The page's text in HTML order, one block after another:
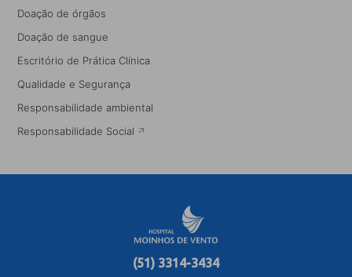
Doação de órgãos
Doação de sangue
Escritório de Prática Clínica
Qualidade e Segurança
Responsabilidade ambiental
Responsabilidade Social
(51) 3314-3434